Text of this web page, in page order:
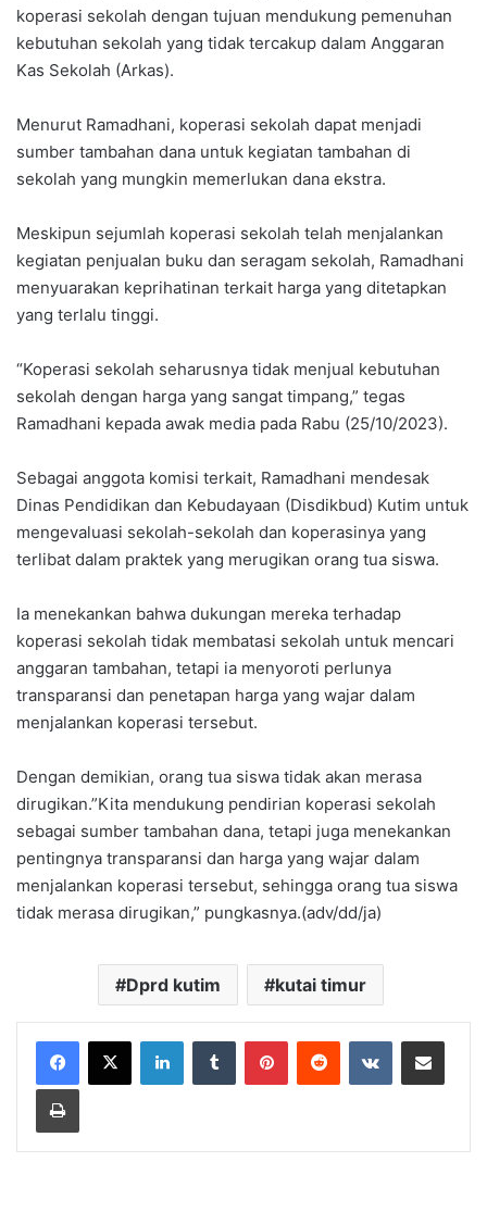
koperasi sekolah dengan tujuan mendukung pemenuhan
kebutuhan sekolah yang tidak tercakup dalam Anggaran
Kas Sekolah (Arkas).
Menurut Ramadhani, koperasi sekolah dapat menjadi
sumber tambahan dana untuk kegiatan tambahan di
sekolah yang mungkin memerlukan dana ekstra.
Meskipun sejumlah koperasi sekolah telah menjalankan
kegiatan penjualan buku dan seragam sekolah, Ramadhani
menyuarakan keprihatinan terkait harga yang ditetapkan
yang terlalu tinggi.
“Koperasi sekolah seharusnya tidak menjual kebutuhan
sekolah dengan harga yang sangat timpang,” tegas
Ramadhani kepada awak media pada Rabu (25/10/2023).
Sebagai anggota komisi terkait, Ramadhani mendesak
Dinas Pendidikan dan Kebudayaan (Disdikbud) Kutim untuk
mengevaluasi sekolah-sekolah dan koperasinya yang
terlibat dalam praktek yang merugikan orang tua siswa.
Ia menekankan bahwa dukungan mereka terhadap
koperasi sekolah tidak membatasi sekolah untuk mencari
anggaran tambahan, tetapi ia menyoroti perlunya
transparansi dan penetapan harga yang wajar dalam
menjalankan koperasi tersebut.
Dengan demikian, orang tua siswa tidak akan merasa
dirugikan.”Kita mendukung pendirian koperasi sekolah
sebagai sumber tambahan dana, tetapi juga menekankan
pentingnya transparansi dan harga yang wajar dalam
menjalankan koperasi tersebut, sehingga orang tua siswa
tidak merasa dirugikan,” pungkasnya.(adv/dd/ja)
Dprd kutim kutai timur
LinkedInTumblr PinterestReddit VKontakteShare via Email
Print